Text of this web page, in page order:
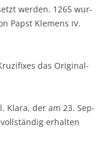
wer­den. 1265 wur­
Papst Kle­mens IV.
das Ori­gi­nal­
Kla­ra, der am 23. Sep­
erhal­ten